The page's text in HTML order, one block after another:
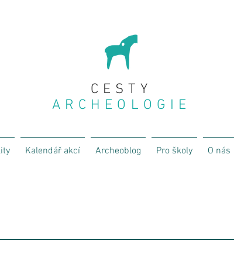
CESTY
ARCHEOLOGIE
Kalendář akcí Archeoblog Pro školy O nás